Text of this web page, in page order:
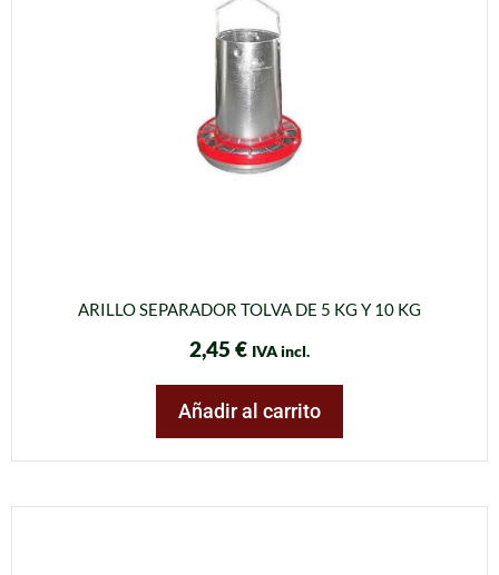
ARILLO SEPARADOR TOLVA DE 5 KG Y 10 KG
2,45 € IVA incl.
Añadir al carrito